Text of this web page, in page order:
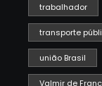
trabalhador
transporte
união Brasil
Valmir de